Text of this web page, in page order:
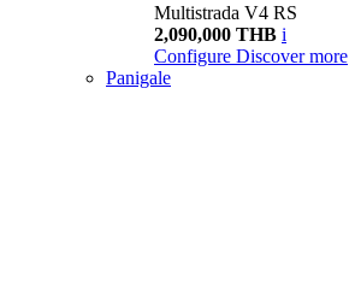
Multistrada V4 RS
2,090,000 THB i
Configure Discover more
Panigale